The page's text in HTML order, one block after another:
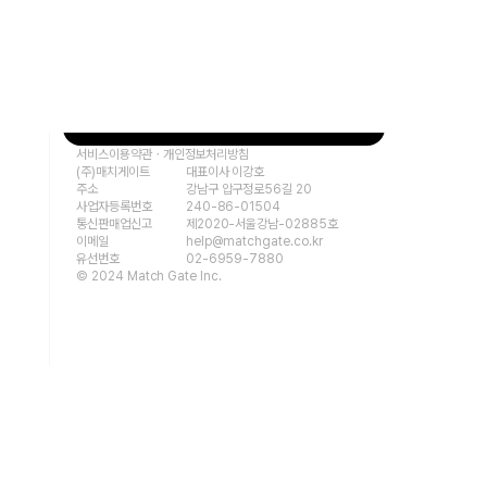
서비스이용약관ㆍ 개인정보처리방침
(주)매치게이트
대표이사 이강호
주소
강남구 압구정로56길 20
사업자등록번호
240-86-01504
통신판매업신고
제2020-서울강남-02885호
이메일
help@matchgate.co.kr
유선번호
02-6959-7880
© 2024 Match Gate Inc.